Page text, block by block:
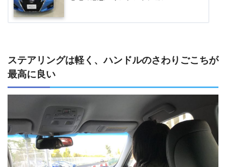
ステアリングは軽く、ハンドルのさわりごこちが
最高に良い